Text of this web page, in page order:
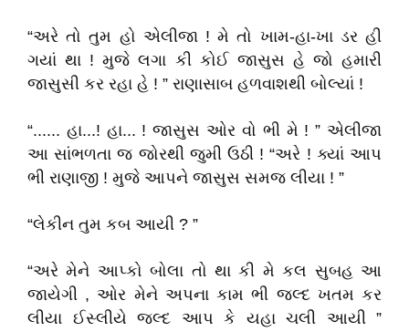
“અરે તો તુમ હો એલીજા ! મે તો ખામ-હા-ખા ડર હી
ગયાં થા ! મુજે લગા કી કોઈ જાસુસ હે જો હમારી
જાસુસી કર રહા હે ! ” રાણાસાબ હળવાશથી બોલ્યાં !
“...... હા...! હા... ! જાસુસ ઓર વો ભી મે ! ” એલીજા
આ સાંભળતા જ જોરથી જુમી ઉઠી ! “અરે ! ક્યાં આપ
ભી રાણાજી ! મુજે આપને જાસુસ સમજ લીયા ! ”
“લેકીન તુમ કબ આયી ? ”
“અરે મેને આપ્કો બોલા તો થા કી મે કલ સુબહ આ
જાયેગી , ઓર મેને અપના કામ ભી જ્લ્દ ખતમ કર
લીયા ઈસ્લીયે જલ્દ આપ કે યહા ચલી આયી ”